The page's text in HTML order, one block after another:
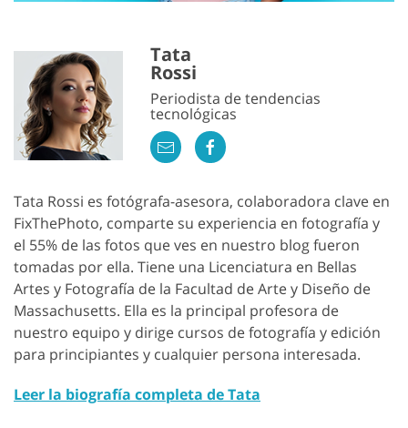
Tata
Rossi
Periodista de tendencias
tecnológicas
Tata Rossi es fotógrafa-asesora, colaboradora clave en
FixThePhoto, comparte su experiencia en fotografía y
el 55% de las fotos que ves en nuestro blog fueron
tomadas por ella. Tiene una Licenciatura en Bellas
Artes y Fotografía de la Facultad de Arte y Diseño de
Massachusetts. Ella es la principal profesora de
nuestro equipo y dirige cursos de fotografía y edición
para principiantes y cualquier persona interesada.
Leer la biografía completa de Tata